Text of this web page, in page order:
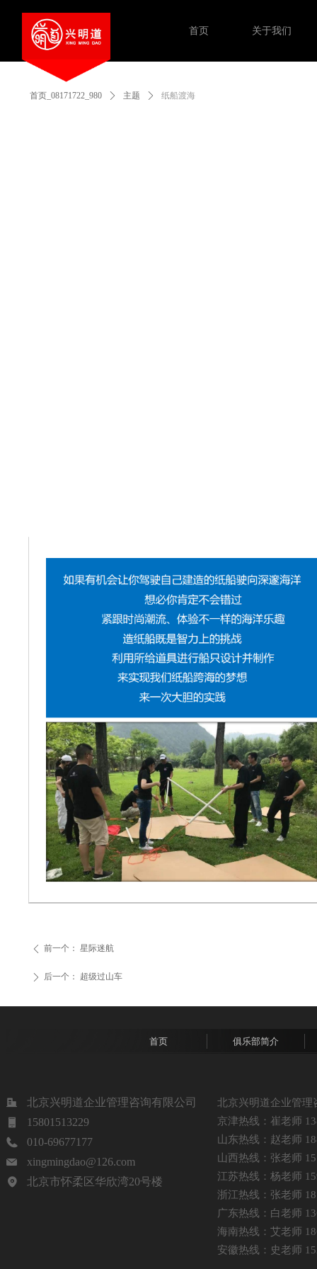
首页 关于我们
首页_08171722_980 ꄲ 主题 ꄲ 纸船渡海
ꄴ 前一个： 星际迷航
ꄲ 后一个： 超级过山车
首页 俱乐部简介
北京兴明道企业管理咨询有限公司
15801513229
010-69677177
xingmingdao@126.com
北京市怀柔区华欣湾20号楼
北京兴明道企业管
京津热线：崔老师
山东热线：赵老师
山西热线：张老师
江苏热线：杨老师
浙江热线：张老师
广东热线：白老师
海南热线：艾老师
安徽热线：史老师